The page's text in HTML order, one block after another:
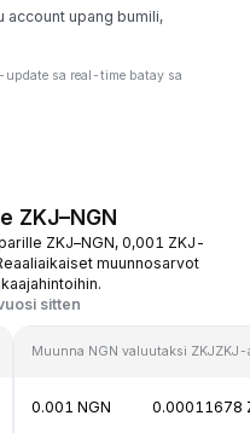
upang bumili,
update sa real-time batay sa
ZKJ–NGN
ZKJ–NGN, 0,001 ZKJ-
muunnosarvot
sitten
Muunna NGN valuutaksi ZKJZKJ-
0.001 NGN 0.00011678